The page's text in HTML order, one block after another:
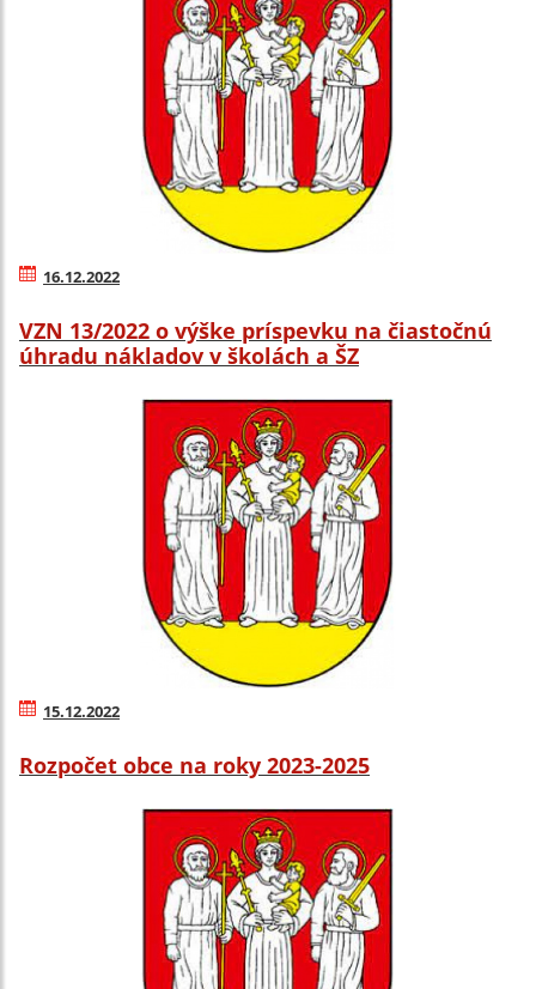
16.12.2022
VZN 13/2022 o výške príspevku na čiastočnú
úhradu nákladov v školách a ŠZ
15.12.2022
Rozpočet obce na roky 2023-2025